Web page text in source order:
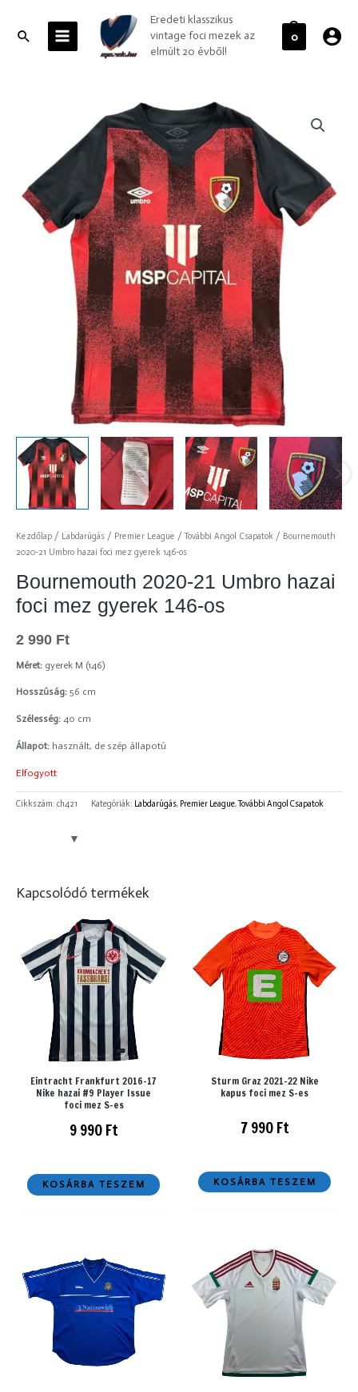
contentSearchMENU
Eredeti klasszikus
vintage foci mezek az
elmúlt 20 évből!
0
Kezdőlap / Labdarúgás / Premier League /További Angol Csapatok / Bournemouth
2020-21 Umbro hazai foci mez gyerek 146-os
Bournemouth 2020-21 Umbro hazai
foci mez gyerek 146-os
2 990 Ft
Méret: gyerek M (146)
Hosszúság: 56 cm
Szélesség: 40 cm
Állapot: használt, de szép állapotú
Elfogyott
Cikkszám: ch421 Kategóriák: Labdarúgás, Premier League,További Angol Csapatok
Kapcsolódó termékek
Eintracht Frankfurt 2016-17
Nike hazai #9 Player Issue
foci mez S-es
9 990Ft
KOSÁRBA TESZEM
Sturm Graz 2021-22 Nike
kapus foci mez S-es
7 990Ft
KOSÁRBA TESZEM